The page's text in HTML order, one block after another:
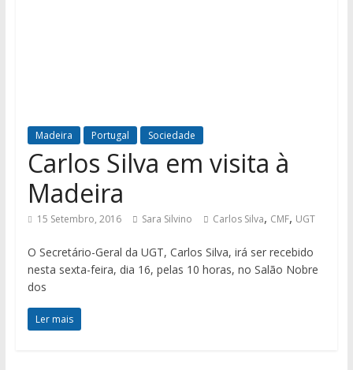
Madeira Portugal Sociedade
Carlos Silva em visita à
Madeira
15 Setembro, 2016 Sara Silvino Carlos Silva, CMF, UGT
O Secretário-Geral da UGT, Carlos Silva, irá ser recebido
nesta sexta-feira, dia 16, pelas 10 horas, no Salão Nobre
dos
Ler mais